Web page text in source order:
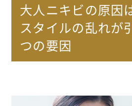
大人ニキビの原因
スタイルの乱れが
つの要因